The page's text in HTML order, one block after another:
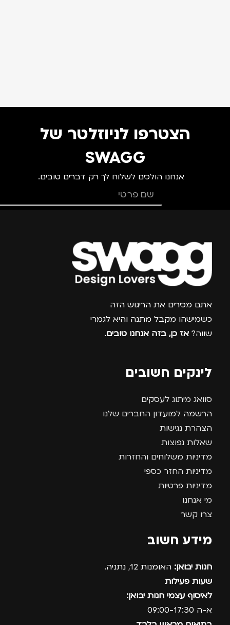
הצטרפו לניוזלטר של
SWAGG
אנחנו הולכים לשלוח לך רק דברים טובים.
צרפו אותי למועדון
אתם מכירים את הריגוש הזה
כשמישהו מקבל מתנה והיא לגמרי
שווה? אז כן, בזה אנחנו טובים.
לינקים חשובים
סוואג מיתוג לעסקים
הרשמה למועדון החברים שלנו
הצהרת נגישות
שאלות נפוצות
מדיניות משלוחים והחזרות
מדיניות החזר כספי
מדיניות פרטיות
מי אנחנו
צרו קשר
מידע חשוב
חנות יבואן: האומנות 12, נתניה.
שעות פעילות
לאיסוף עצמי חנות יבואן:
א-ה 09:00-17:30